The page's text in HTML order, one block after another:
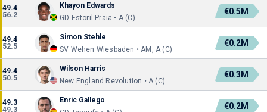
49.4
56.2
Khayon Edwards
GD Estoril Praia • A (C)
€0.5M
49.4
52.5
Simon Stehle
SV Wehen Wiesbaden • AM, A (C)
€0.2M
49.4
50.5
Wilson Harris
New England Revolution • A (C)
€0.3M
49.3
49.3
Enric Gallego
€0.2M